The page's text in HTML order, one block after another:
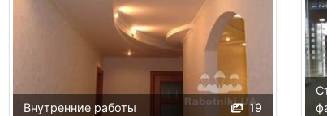
19
Внутренние работы